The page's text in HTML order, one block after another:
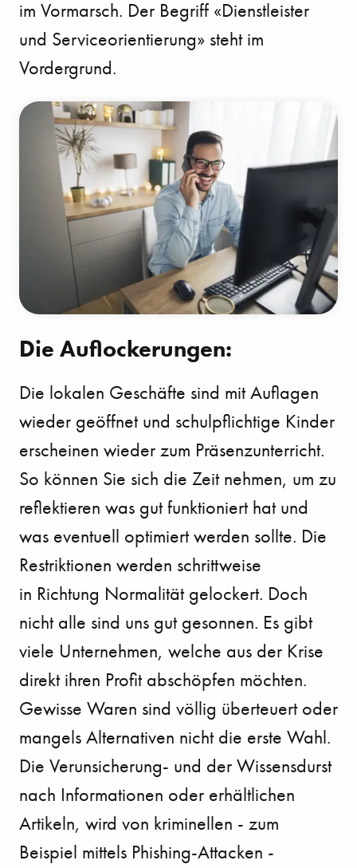
im Vormarsch. Der Begriff «Dienstleister
und Serviceorientierung» steht im
Vordergrund.
Die Auflockerungen:
Die lokalen Geschäfte sind mit Auflagen
wieder geöffnet und schulpflichtige Kinder
erscheinen wieder zum Präsenzunterricht.
So können Sie sich die Zeit nehmen, um zu
reflektieren was gut funktioniert hat und
was eventuell optimiert werden sollte. Die
Restriktionen werden schrittweise
in Richtung Normalität gelockert. Doch
nicht alle sind uns gut gesonnen. Es gibt
viele Unternehmen, welche aus der Krise
direkt ihren Profit abschöpfen möchten.
Gewisse Waren sind völlig überteuert oder
mangels Alternativen nicht die erste Wahl.
Die Verunsicherung- und der Wissensdurst
nach Informationen oder erhältlichen
Artikeln, wird von kriminellen - zum
Beispiel mittels Phishing-Attacken -